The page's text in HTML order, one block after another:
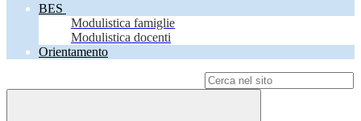
BES
Modulistica famiglie
Modulistica docenti
Orientamento